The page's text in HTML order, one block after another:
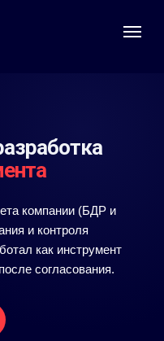
компании (БДР и
и контроля
как инструмент
согласования.